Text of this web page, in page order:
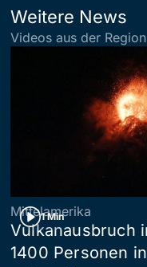
Weitere News
Videos aus der
1 Min
Mittelamerika
Vulkanausbruch
1400 Personen